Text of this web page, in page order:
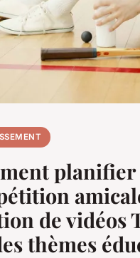
planifier
de vidéos
thèmes